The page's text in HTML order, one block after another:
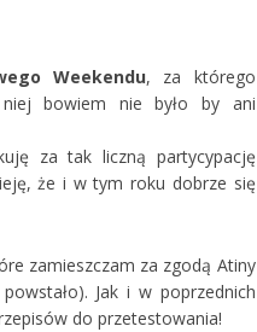
Weekendu, za którego
bowiem nie było by ani
za tak liczną partycypację
że i w tym roku dobrze się
zamieszczam za zgodą Atiny
Jak i w poprzednich
do przetestowania!